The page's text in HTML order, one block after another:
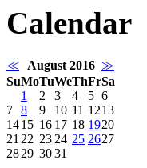
Calendar
≪ August 2016 ≫
SuMoTuWeThFrSa
1
2 3 4 5 6
7 8 9 10 11 1213
1415 16 17 18 1920
21 22 23 24 25 2627
2829 3031